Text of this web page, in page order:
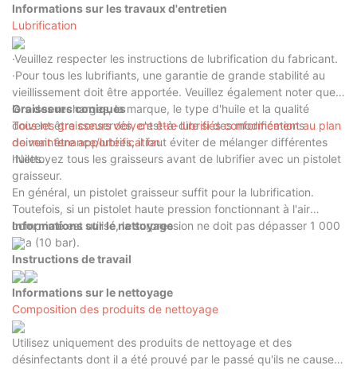
Informations sur les travaux d'entretien
Lubrification
·Veuillez respecter les instructions de lubrification du fabricant.
·Pour tous les lubrifiants, une garantie de grande stabilité au
vieillissement doit être apportée. Veuillez également noter que
lors des recharges, la marque, le type d'huile et la qualité
doivent être conservés, c'est-à-dire si des modifications
doivent être apportées, il faut éviter de mélanger différentes
huiles.
Graisseurs coniques
Tous les graisseurs doivent être lubrifiés conformément au plan
de maintenance/lubrification.
·Nettoyez tous les graisseurs avant de lubrifier avec un pistolet
graisseur.
En général, un pistolet graisseur suffit pour la lubrification.
Toutefois, si un pistolet haute pression fonctionnant à l'air
comprimé est utilisé, la surpression ne doit pas dépasser 1 000
kPa (10 bar).
Informations sur le nettoyage
Instructions de travail
Informations sur le nettoyage
Composition des produits de nettoyage
Utilisez uniquement des produits de nettoyage et des
désinfectants dont il a été prouvé par le passé qu'ils ne causent